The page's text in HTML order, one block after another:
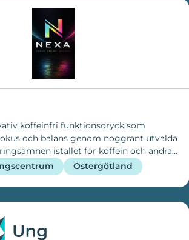
koffeinfri funktionsdryck som
och balans genom noggrant utvalda
istället för koffein och andra
Varje smak är utvecklad för att ge en
gör det enkelt för konsumenten att
passar deras behov för stunden. Vår
och omfattar studenter,
idrottare och hälsomedvetna personer
alternativ till traditionella
Östergötland